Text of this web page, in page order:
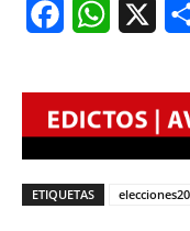
Facebook
ETIQUETAS